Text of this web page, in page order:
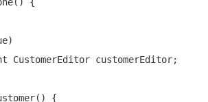
CustomerEditor customerEditor;
{